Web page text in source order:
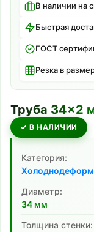
В наличии на
Быстрая
ГОСТ
Резка в
Труба 34×2
✓ В НАЛИЧИИ
Категория:
Диаметр:
34 мм
Толщина стенки: